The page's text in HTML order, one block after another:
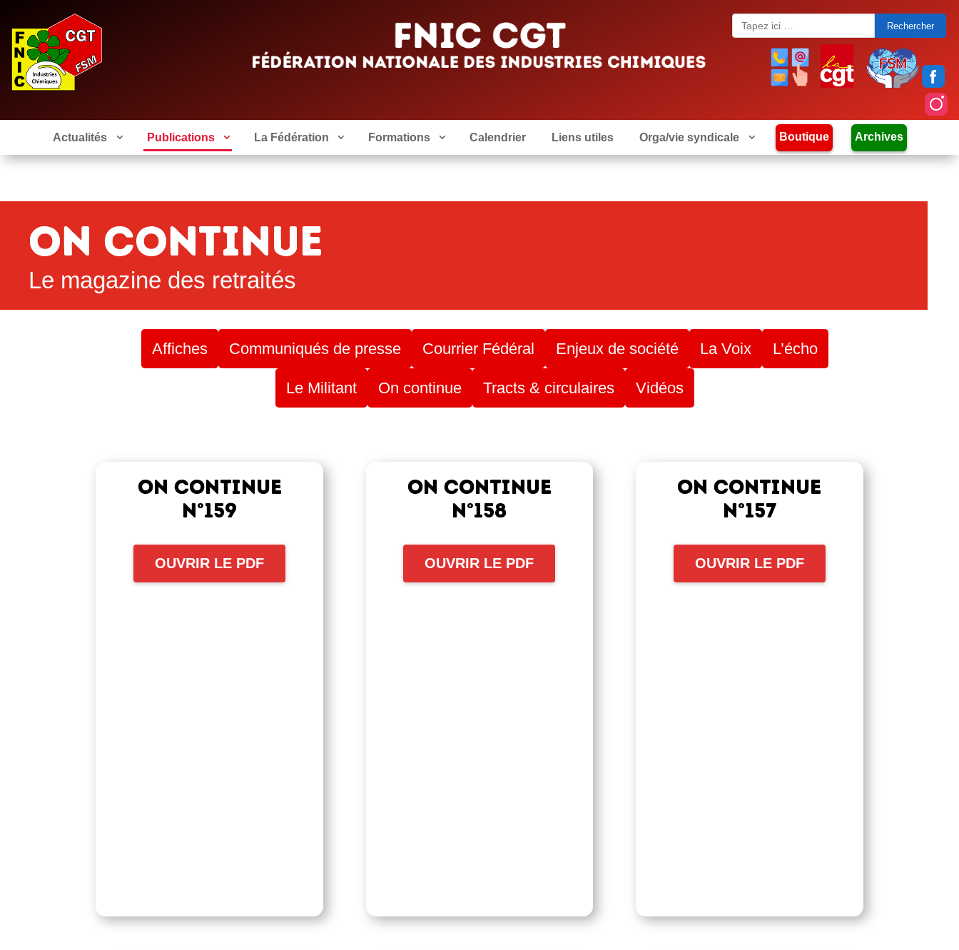
Search
for:
Actualités Publications La Fédération Formations Calendrier Liens utiles Orga/vie syndicale Boutique Archives
On continue
Le magazine des retraités
Affiches Communiqués de presse Courrier Fédéral Enjeux de société La Voix L’écho
Le Militant On continue Tracts & circulaires Vidéos
ON CONTINUE
N°159
OUVRIR LE PDF
ON CONTINUE
N°158
OUVRIR LE PDF
ON CONTINUE
N°157
OUVRIR LE PDF